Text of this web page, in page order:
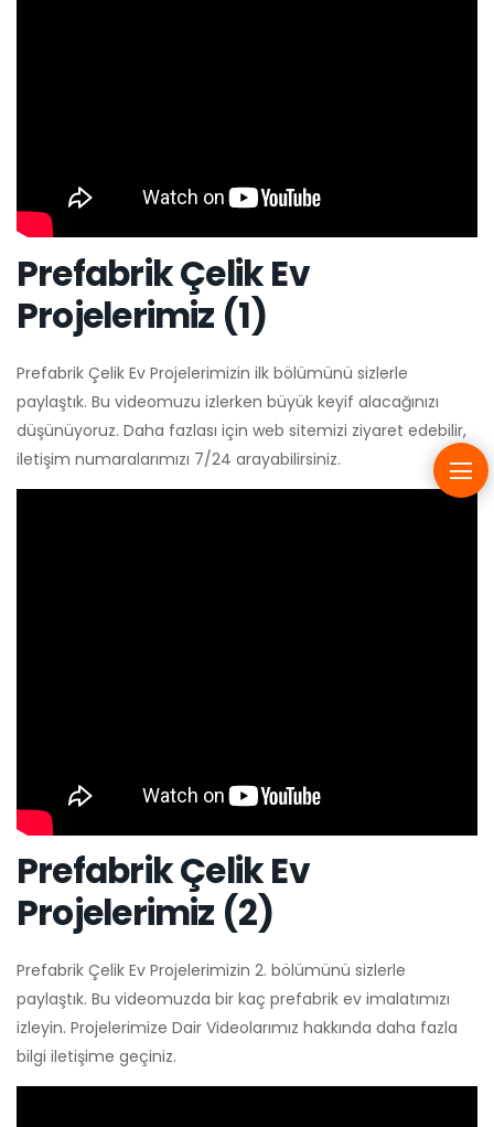
Prefabrik Çelik Ev
Projelerimiz (1)
Prefabrik Çelik Ev Projelerimizin ilk bölümünü sizlerle
paylaştık. Bu videomuzu izlerken büyük keyif alacağınızı
düşünüyoruz. Daha fazlası için web sitemizi ziyaret edebilir,
iletişim numaralarımızı 7/24 arayabilirsiniz.
Prefabrik Çelik Ev
Projelerimiz (2)
Prefabrik Çelik Ev Projelerimizin 2. bölümünü sizlerle
paylaştık. Bu videomuzda bir kaç prefabrik ev imalatımızı
izleyin. Projelerimize Dair Videolarımız hakkında daha fazla
bilgi iletişime geçiniz.